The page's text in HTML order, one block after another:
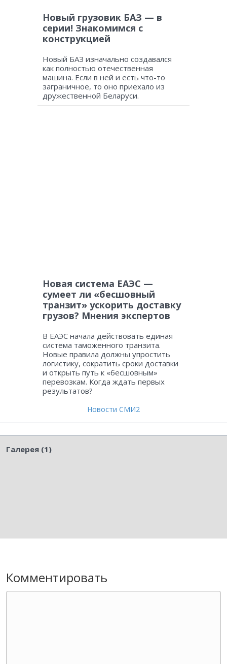
Новый грузовик БАЗ — в
серии! Знакомимся с
конструкцией
Новый БАЗ изначально создавался
как полностью отечественная
машина. Если в ней и есть что-то
заграничное, то оно приехало из
дружественной Беларуси.
Новая система ЕАЭС —
сумеет ли «бесшовный
транзит» ускорить доставку
грузов? Мнения экспертов
В ЕАЭС начала действовать единая
система таможенного транзита.
Новые правила должны упростить
логистику, сократить сроки доставки
и открыть путь к «бесшовным»
перевозкам. Когда ждать первых
результатов?
Новости СМИ2
Галерея (1)
Комментировать